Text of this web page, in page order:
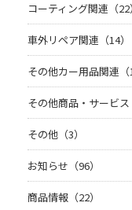
コーティング関連（22）
車外リペア関連（14）
その他カー用品関連（
その他商品・サービス
その他（3）
お知らせ（96）
商品情報（22）